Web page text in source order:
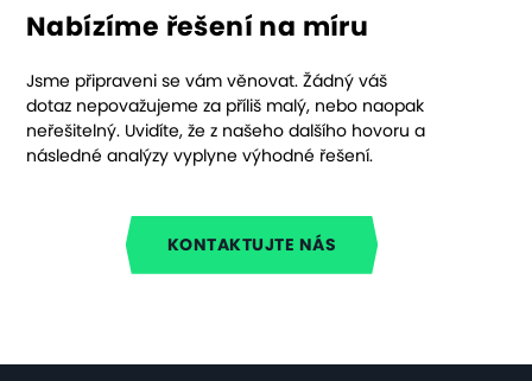
Nabízíme řešení na míru
Jsme připraveni se vám věnovat. Žádný váš
dotaz nepovažujeme za příliš malý, nebo naopak
neřešitelný. Uvidíte, že z našeho dalšího hovoru a
následné analýzy vyplyne výhodné řešení.
KONTAKTUJTE NÁS